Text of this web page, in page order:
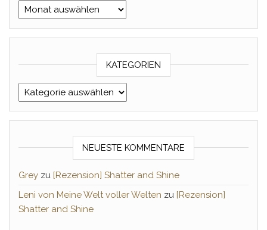
Archiv Monat/Jahr
KATEGORIEN
Kategorien
NEUESTE KOMMENTARE
Grey zu [Rezension] Shatter and Shine
Leni von Meine Welt voller Welten zu [Rezension]
Shatter and Shine